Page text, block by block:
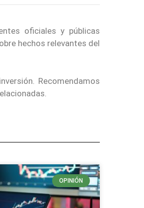
oficiales y públicas
hechos relevantes del
Recomendamos
OPINIÓN